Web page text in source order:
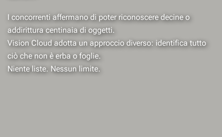
I concorrenti affermano di poter riconoscere decine o
addirittura centinaia di oggetti.
Vision Cloud adotta un approccio diverso: identifica tutto
ciò che non è erba o foglie.
Niente liste. Nessun limite.